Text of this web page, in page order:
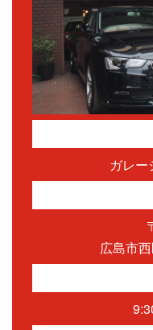
ガレ
広島市